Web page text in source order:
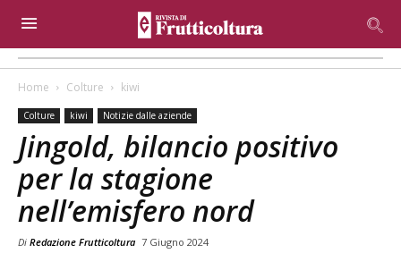
Home Colture kiwi
Colture kiwi Notizie dalle aziende
Jingold, bilancio positivo
per la stagione
nell’emisfero nord
Di Redazione Frutticoltura 7 Giugno 2024